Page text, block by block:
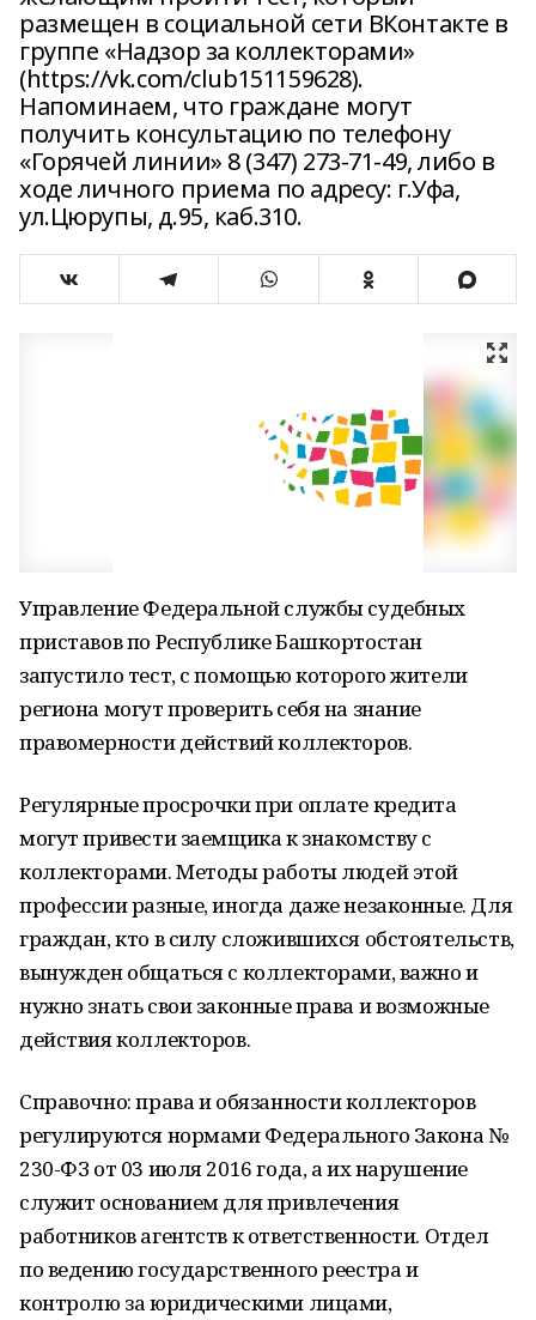
размещен в социальной сети ВКонтакте в
группе «Надзор за коллекторами»
(https://vk.com/club151159628).
Напоминаем, что граждане могут
получить консультацию по телефону
«Горячей линии» 8 (347) 273-71-49, либо в
ходе личного приема по адресу: г.Уфа,
ул.Цюрупы, д.95, каб.310.
Управление Федеральной службы судебных
приставов по Республике Башкортостан
запустило тест, с помощью которого жители
региона могут проверить себя на знание
правомерности действий коллекторов.
Регулярные просрочки при оплате кредита
могут привести заемщика к знакомству с
коллекторами. Методы работы людей этой
профессии разные, иногда даже незаконные. Для
граждан, кто в силу сложившихся обстоятельств,
вынужден общаться с коллекторами, важно и
нужно знать свои законные права и возможные
действия коллекторов.
Справочно: права и обязанности коллекторов
регулируются нормами Федерального Закона №
230-ФЗ от 03 июля 2016 года, а их нарушение
служит основанием для привлечения
работников агентств к ответственности. Отдел
по ведению государственного реестра и
контролю за юридическими лицами,